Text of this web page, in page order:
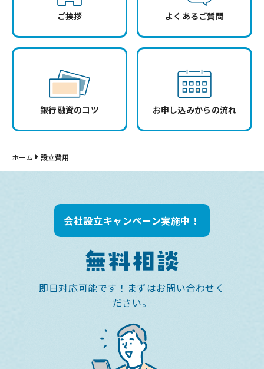
ご挨拶 よくあるご質問
銀行融資のコツ お申し込みからの流れ
ホーム 設立費用
会社設立キャンペーン実施中！
無料相談
即日対応可能です！まずはお問い合わせく
ださい。